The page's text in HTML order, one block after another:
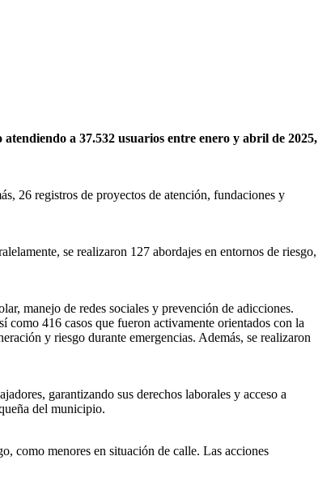
a 37.532 usuarios entre enero y abril de 2025,
26 registros de proyectos de atención, fundaciones y
se realizaron 127 abordajes en entornos de riesgo,
manejo de redes sociales y prevención de adicciones.
como 416 casos que fueron activamente orientados con la
y riesgo durante emergencias. Además, se realizaron
garantizando sus derechos laborales y acceso a
del municipio.
como menores en situación de calle. Las acciones